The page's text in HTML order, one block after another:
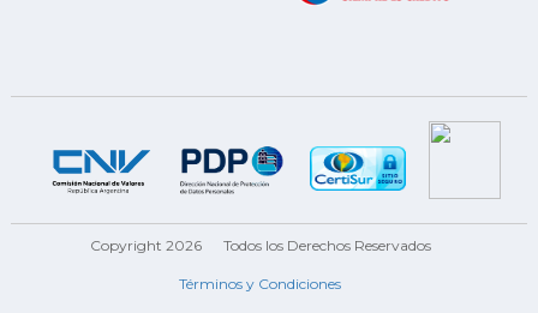
Copyright 2026 Todos los Derechos Reservados
Términos y Condiciones